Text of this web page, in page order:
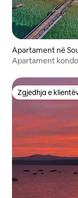
Apartament në
Apartament
Zgjedhja e
Zgjedhja e